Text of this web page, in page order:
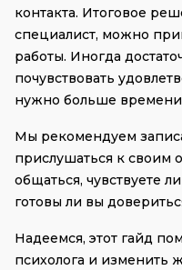
контакта. Итоговое
специалист, можно
работы. Иногда
почувствовать
нужно больше
Мы рекомендуем
прислушаться к
общаться, чувствуете
готовы ли вы
Надеемся, этот гайд
психолога и изменить